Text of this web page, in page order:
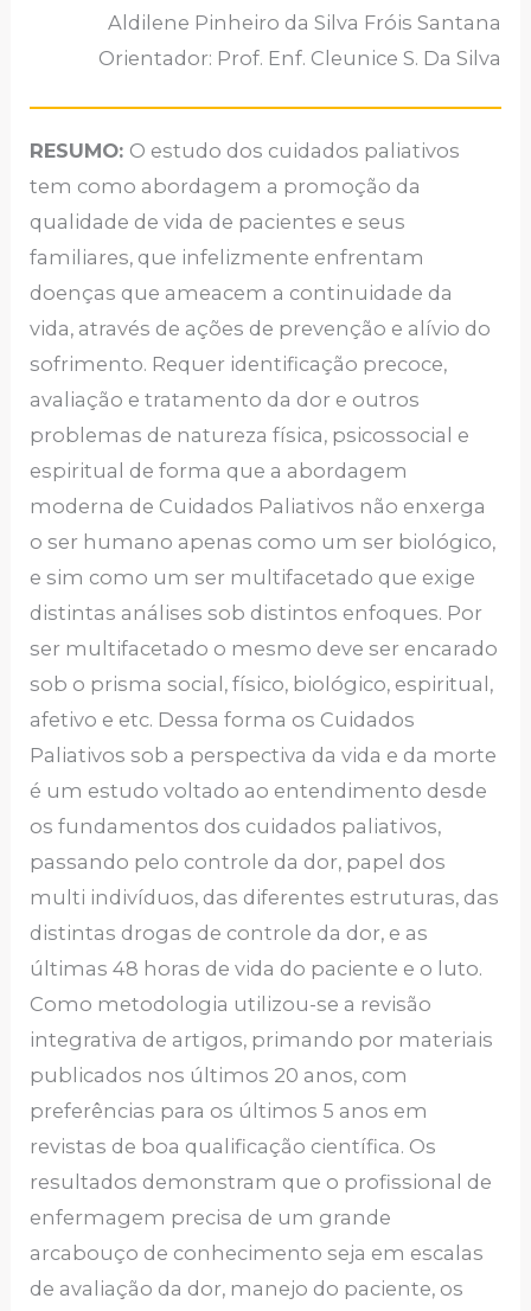
Aldilene Pinheiro da Silva Fróis Santana
Orientador: Prof. Enf. Cleunice S. Da Silva
RESUMO: O estudo dos cuidados paliativos
tem como abordagem a promoção da
qualidade de vida de pacientes e seus
familiares, que infelizmente enfrentam
doenças que ameacem a continuidade da
vida, através de ações de prevenção e alívio do
sofrimento. Requer identificação precoce,
avaliação e tratamento da dor e outros
problemas de natureza física, psicossocial e
espiritual de forma que a abordagem
moderna de Cuidados Paliativos não enxerga
o ser humano apenas como um ser biológico,
e sim como um ser multifacetado que exige
distintas análises sob distintos enfoques. Por
ser multifacetado o mesmo deve ser encarado
sob o prisma social, físico, biológico, espiritual,
afetivo e etc. Dessa forma os Cuidados
Paliativos sob a perspectiva da vida e da morte
é um estudo voltado ao entendimento desde
os fundamentos dos cuidados paliativos,
passando pelo controle da dor, papel dos
multi indivíduos, das diferentes estruturas, das
distintas drogas de controle da dor, e as
últimas 48 horas de vida do paciente e o luto.
Como metodologia utilizou-se a revisão
integrativa de artigos, primando por materiais
publicados nos últimos 20 anos, com
preferências para os últimos 5 anos em
revistas de boa qualificação científica. Os
resultados demonstram que o profissional de
enfermagem precisa de um grande
arcabouço de conhecimento seja em escalas
de avaliação da dor, manejo do paciente, os